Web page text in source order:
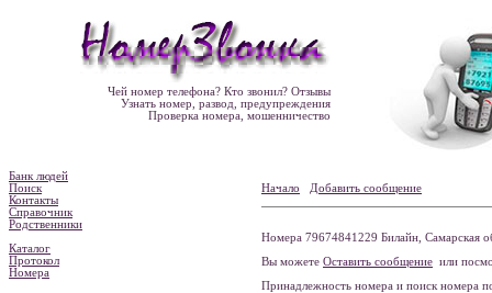
Чей номер телефона? Кто звонил? Отзывы
Узнать номер, развод, предупреждения
Проверка номера, мошенничество
Банк людей
Поиск
Контакты
Справочник
Родственники
Каталог
Протокол
Номера
Начало Добавить сообщение
Номера 79674841229 Билайн, Самарская
Вы можете Оставить сообщение или
Принадлежность номера и поиск номера